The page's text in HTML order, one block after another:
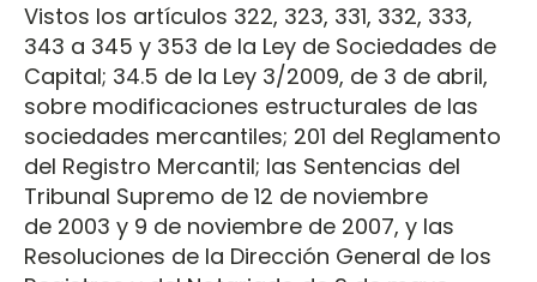
Vistos los artículos 322, 323, 331, 332, 333,
343 a 345 y 353 de la Ley de Sociedades de
Capital; 34.5 de la Ley 3/2009, de 3 de abril,
sobre modificaciones estructurales de las
sociedades mercantiles; 201 del Reglamento
del Registro Mercantil; las Sentencias del
Tribunal Supremo de 12 de noviembre
de 2003 y 9 de noviembre de 2007, y las
Resoluciones de la Dirección General de los